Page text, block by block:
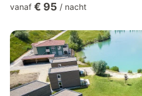
Bei Stornierungen bis zu 14 Tage
Übernachtungspreises fällig. Die Anreise ist zwischen 14:00 Uhr
und 18:00 Uhr möglich. Die
1...
vanaf € 95 / nacht